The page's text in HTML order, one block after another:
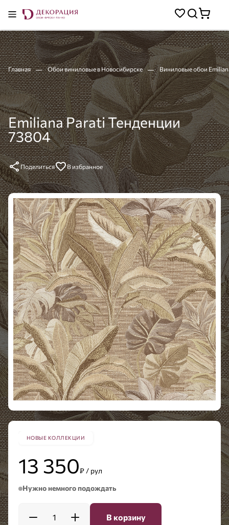
Главная Обои виниловые в Новосибирске Виниловые обои
Emiliana Parati Тенденции
73804
Поделиться В избранное
НОВЫЕ КОЛЛЕКЦИИ
13 350₽ / рул
Нужно немного подождать
1 В корзину